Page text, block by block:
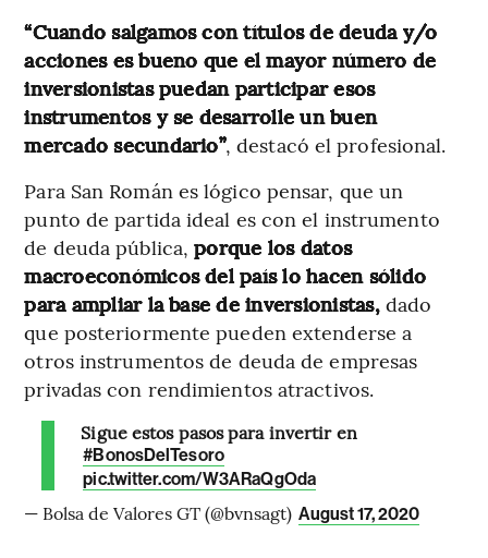
“Cuando salgamos con títulos de deuda y/o
acciones es bueno que el mayor número de
inversionistas puedan participar esos
instrumentos y se desarrolle un buen
mercado secundario”, destacó el profesional.
Para San Román es lógico pensar, que un
punto de partida ideal es con el instrumento
de deuda pública,porque los datos
macroeconómicos del país lo hacen sólido
para ampliar la base de inversionistas,dado
que posteriormente pueden extenderse a
otros instrumentos de deuda de empresas
privadas con rendimientos atractivos.
Sigue estos pasos para invertir en
#BonosDelTesoro
pic.twitter.com/W3ARaQgOda
— Bolsa de Valores GT (@bvnsagt) August 17, 2020